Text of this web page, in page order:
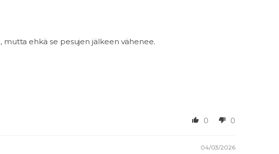
mutta ehkä se pesujen jälkeen vähenee.
0 0
04/03/2026